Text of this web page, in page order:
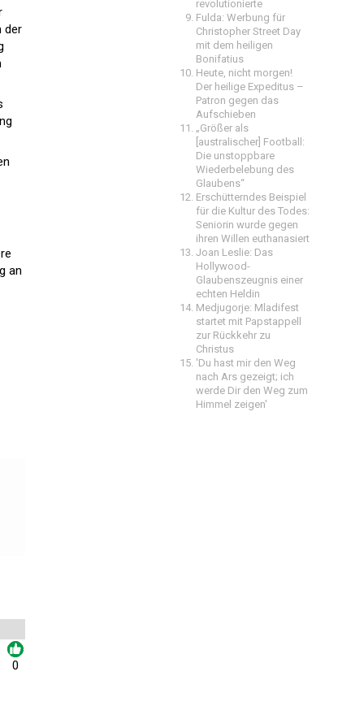
der
an
0
revolutionierte
Fulda: Werbung für
Christopher Street Day
mit dem heiligen
Bonifatius
Heute, nicht morgen!
Der heilige Expeditus –
Patron gegen das
Aufschieben
„Größer als
[australischer] Football:
Die unstoppbare
Wiederbelebung des
Glaubens“
Erschütterndes Beispiel
für die Kultur des Todes:
Seniorin wurde gegen
ihren Willen euthanasiert
Joan Leslie: Das
Hollywood-
Glaubenszeugnis einer
echten Heldin
Medjugorje: Mladifest
startet mit Papstappell
zur Rückkehr zu
Christus
'Du hast mir den Weg
nach Ars gezeigt; ich
werde Dir den Weg zum
Himmel zeigen'